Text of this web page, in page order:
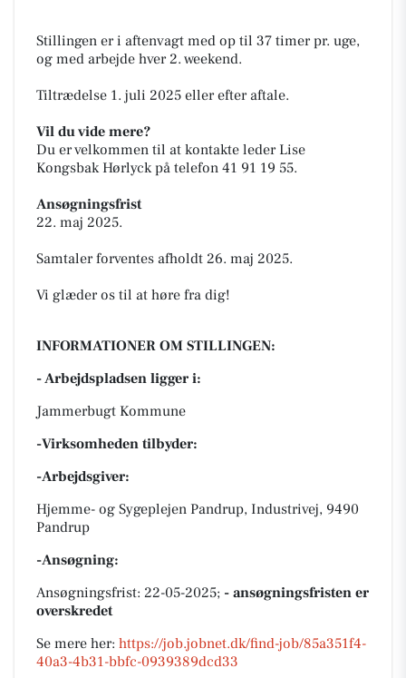
Stillingen er i aftenvagt med op til 37 timer pr. uge,
og med arbejde hver 2. weekend.
Tiltrædelse 1. juli 2025 eller efter aftale.
Vil du vide mere?
Du er velkommen til at kontakte leder Lise
Kongsbak Hørlyck på telefon 41 91 19 55.
Ansøgningsfrist
22. maj 2025.
Samtaler forventes afholdt 26. maj 2025.
Vi glæder os til at høre fra dig!
INFORMATIONER OM STILLINGEN:
- Arbejdspladsen ligger i:
Jammerbugt Kommune
-Virksomheden tilbyder:
-Arbejdsgiver:
Hjemme- og Sygeplejen Pandrup, Industrivej, 9490
Pandrup
-Ansøgning:
Ansøgningsfrist: 22-05-2025; - ansøgningsfristen er
overskredet
Se mere her: https://job.jobnet.dk/find-job/85a351f4-
40a3-4b31-bbfc-0939389dcd33